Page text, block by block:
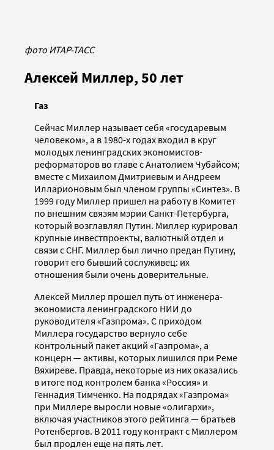
фото ИТАР-ТАСС
Алексей Миллер, 50 лет
Газ
Сейчас Миллер называет себя «государевым
человеком», а в 1980-х годах входил в круг
молодых ленинградских экономистов-
реформаторов во главе с Анатолием Чубайсом;
вместе с Михаилом Дмитриевым и Андреем
Илларионовым был членом группы «Синтез». В
1999 году Миллер пришел на работу в Комитет
по внешним связям мэрии Санкт-Петербурга,
который возглавлял Путин. Миллер курировал
крупные инвестпроекты, валютный отдел и
связи с СНГ. Миллер был лично предан Путину,
говорит его бывший сослуживец: их
отношения были очень доверительные.
Алексей Миллер прошел путь от инженера-
экономиста ленинградского НИИ до
руководителя «Газпрома». С приходом
Миллера государство вернуло себе
контрольный пакет акций «Газпрома», а
концерн — активы, которых лишился при Реме
Вяхиреве. Правда, некоторые из них оказались
в итоге под контролем банка «Россия» и
Геннадия Тимченко. На подрядах «Газпрома»
при Миллере выросли новые «олигархи»,
включая участников этого рейтинга — братьев
Ротенбергов. В 2011 году контракт с Миллером
был продлен еще на пять лет.